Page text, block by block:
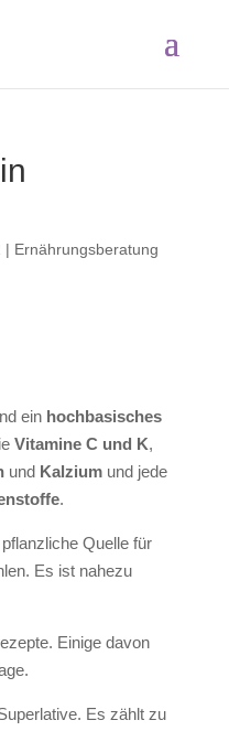
| Ernährungsberatung
ein hochbasisches
Vitamine C und K,
und Kalziumund jede
.
Quelle für
Es ist nahezu
Einige davon
Es zählt zu